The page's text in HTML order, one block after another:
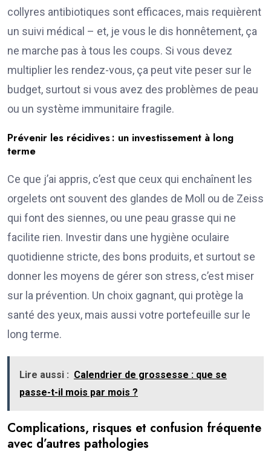
collyres antibiotiques sont efficaces, mais requièrent
un suivi médical – et, je vous le dis honnêtement, ça
ne marche pas à tous les coups. Si vous devez
multiplier les rendez-vous, ça peut vite peser sur le
budget, surtout si vous avez des problèmes de peau
ou un système immunitaire fragile.
Prévenir les récidives : un investissement à long
terme
Ce que j’ai appris, c’est que ceux qui enchaînent les
orgelets ont souvent des glandes de Moll ou de Zeiss
qui font des siennes, ou une peau grasse qui ne
facilite rien. Investir dans une hygiène oculaire
quotidienne stricte, des bons produits, et surtout se
donner les moyens de gérer son stress, c’est miser
sur la prévention. Un choix gagnant, qui protège la
santé des yeux, mais aussi votre portefeuille sur le
long terme.
Lire aussi : Calendrier de grossesse : que se
passe-t-il mois par mois ?
Complications, risques et confusion fréquente
avec d’autres pathologies